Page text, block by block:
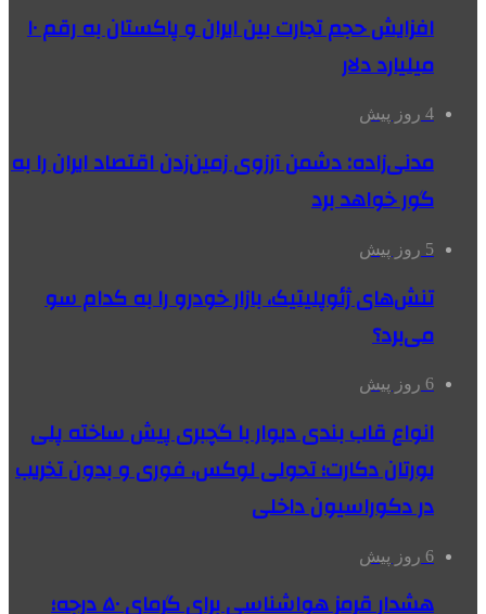
افزایش حجم تجارت بین ایران و پاکستان به رقم ۱۰
میلیارد دلار
4 روز پیش
مدنی‌زاده: دشمن آرزوی زمین‌زدن اقتصاد ایران را به
گور خواهد برد
5 روز پیش
تنش‌های ژئوپلیتیک، بازار خودرو را به کدام سو
می‌برد؟
6 روز پیش
انواع قاب بندی دیوار با گچبری پیش ساخته پلی
یورتان دکارت؛ تحولی لوکس، فوری و بدون تخریب
در دکوراسیون داخلی
6 روز پیش
هشدار قرمز هواشناسی برای گرمای ۵۰ درجه؛